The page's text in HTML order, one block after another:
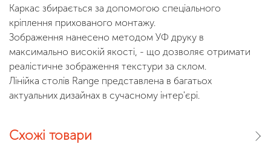
Каркас збирається за допомогою спеціального
кріплення прихованого монтажу.
Зображення нанесено методом УФ друку в
максимально високій якості, - що дозволяє отримати
реалістичне зображення текстури за склом.
Лінійка столів Range представлена в багатьох
актуальних дизайнах в сучасному інтер'єрі.
Схожі товари